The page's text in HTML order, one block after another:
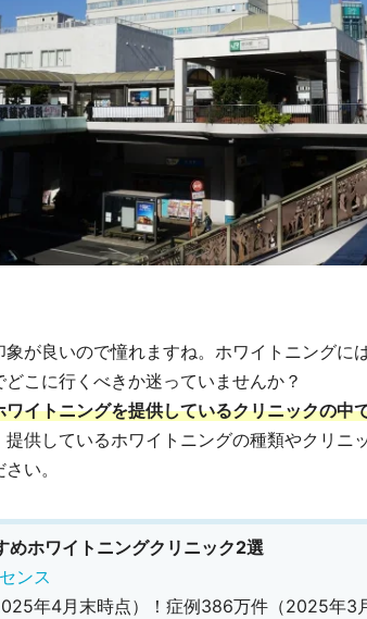
が良いので憧れますね。ホワイトニングに
どこに行くべきか迷っていませんか？
イトニングを提供しているクリニックの中
提供しているホワイトニングの種類やクリニ
い。
めホワイトニングクリニック2選
ンス
年4月末時点）！症例386万件（2025年3